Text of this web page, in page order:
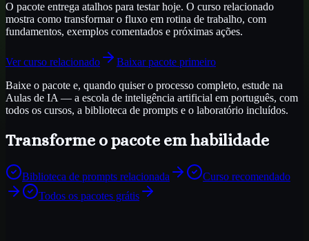
O pacote entrega atalhos para testar hoje. O curso relacionado
mostra como transformar o fluxo em rotina de trabalho, com
fundamentos, exemplos comentados e próximas ações.
Ver curso relacionado
Baixar pacote primeiro
Baixe o pacote e, quando quiser o processo completo, estude na
Aulas de IA — a escola de inteligência artificial em português, com
todos os cursos, a biblioteca de prompts e o laboratório incluídos.
Transforme o pacote em habilidade
Biblioteca de prompts relacionada
Curso recomendado
Todos os pacotes grátis